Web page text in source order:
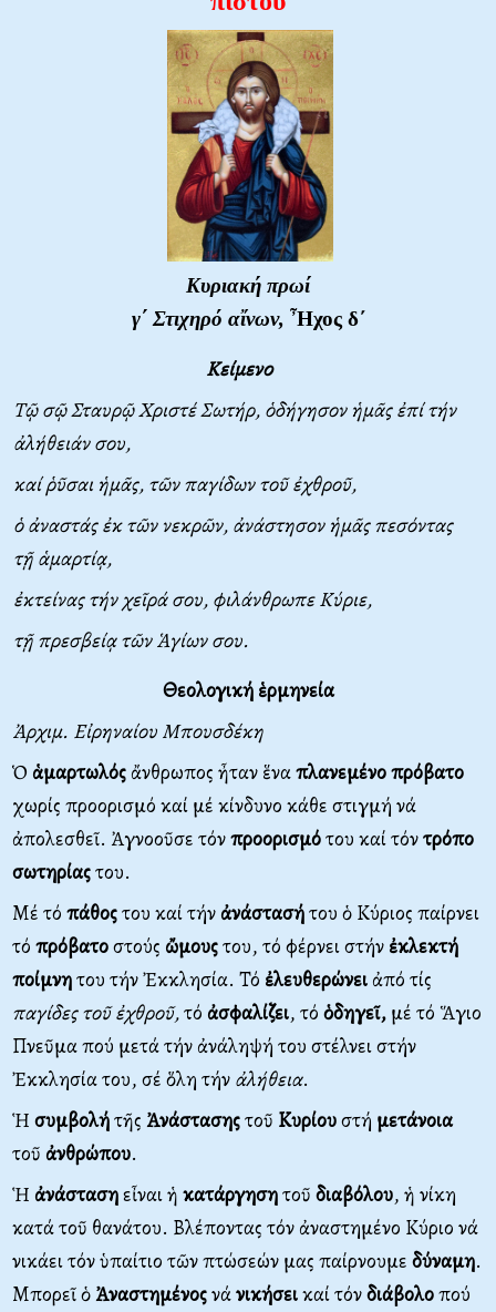
Κυριακή πρωί
γ΄ Στιχηρό αἴνων, Ἦχος δ΄
Κείμενο
Τῷ σῷ Σταυρῷ Χριστέ Σωτήρ, ὁδήγησον ἡμᾶς ἐπί τήν
ἀλήθειάν σου,
καί ῥῦσαι ἡμᾶς, τῶν παγίδων τοῦ ἐχθροῦ,
ὁ ἀναστάς ἐκ τῶν νεκρῶν, ἀνάστησον ἡμᾶς πεσόντας
τῇ ἁμαρτίᾳ,
ἐκτείνας τήν χεῖρά σου, φιλάνθρωπε Κύριε,
τῇ πρεσβείᾳ τῶν Ἁγίων σου.
Θεολογική ἑρμηνεία
Ἀρχιμ. Εἰρηναίου Μπουσδέκη
Ὁ ἁμαρτωλός ἄνθρωπος ἦταν ἕναπλανεμένο πρόβατο
χωρίς προορισμό καί μέ κίνδυνο κάθε στιγμή νά
ἀπολεσθεῖ. Ἀγνοοῦσε τόνπροορισμότου καί τόντρόπο
σωτηρίαςτου.
Μέ τό πάθοςτου καί τήν ἀνάστασήτου ὁ Κύριος παίρνει
τό πρόβατοστούς ὤμουςτου, τό φέρνει στήν ἐκλεκτή
ποίμνητου τήν Ἐκκλησία. Τό ἐλευθερώνει ἀπό τίς
παγίδες τοῦ ἐχθροῦ,τό ἀσφαλίζει, τό ὁδηγεῖ, μέ τό Ἅγιο
Πνεῦμα πού μετά τήν ἀνάληψή του στέλνει στήν
Ἐκκλησία του, σέ ὅλη τήν ἀλήθεια.
Ἡ συμβολήτῆς Ἀνάστασηςτοῦ Κυρίουστή μετάνοια
τοῦ ἀνθρώπου.
Ἡ ἀνάστασηεἶναι ἡ κατάργησητοῦ διαβόλου, ἡ νίκη
κατά τοῦ θανάτου. Βλέποντας τόν ἀναστημένο Κύριο νά
νικάει τόν ὑπαίτιο τῶν πτώσεών μας παίρνουμε δύναμη.
Μπορεῖ ὁἈναστημένοςνάνικήσεικαί τόνδιάβολοπού